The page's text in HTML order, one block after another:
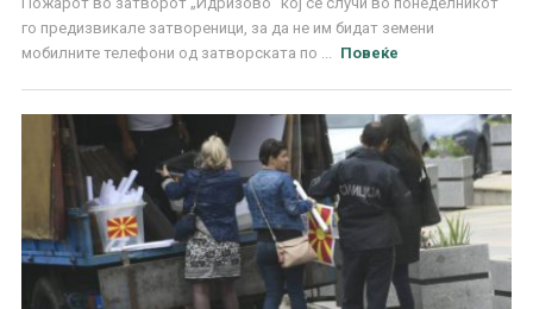
го предизвикале затвореници, за да не им бидат земени
мобилните телефони од затворската по ...
Повеќе